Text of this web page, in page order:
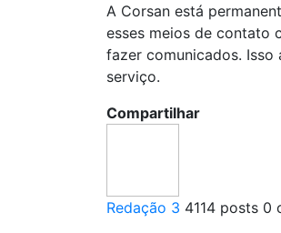
A Corsan está
esses meios de contato
fazer comunicados.
serviço.
Compartilhar
Redação 3 4114 posts 0